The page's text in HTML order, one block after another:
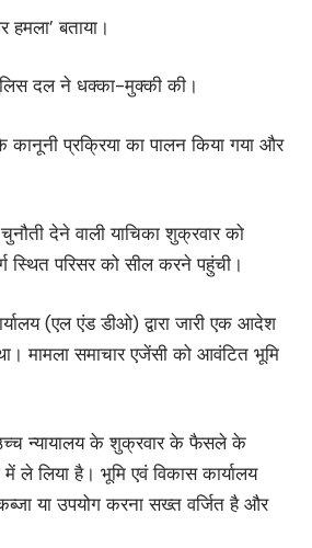
बताया।
दल ने धक्का-मुक्की की।
कानूनी प्रक्रिया का पालन किया गया और
देने वाली याचिका शुक्रवार को
स्थित परिसर को सील करने पहुंची।
(एल एंड डीओ) द्वारा जारी एक आदेश
मामला समाचार एजेंसी को आवंटित भूमि
उच्च न्यायालय के शुक्रवार के फैसले के
ले लिया है। भूमि एवं विकास कार्यालय
या उपयोग करना सख्त वर्जित है और